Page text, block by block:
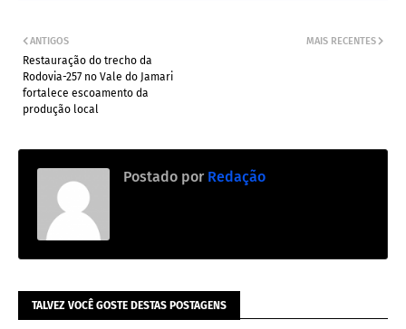
MAIS RECENTES
ANTIGOS
Restauração do trecho da
Rodovia-257 no Vale do Jamari
fortalece escoamento da
produção local
Postado por Redação
TALVEZ VOCÊ GOSTE DESTAS POSTAGENS